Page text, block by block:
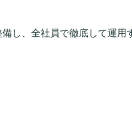
し、全社員で徹底して運用